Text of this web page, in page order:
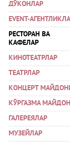
ДЎКОНЛАР
EVENT-
РЕСТОРАН ВА
КАФЕЛАР
КИНОТЕАТРЛАР
ТЕАТРЛАР
КОНЦЕРТ
КЎРГАЗМА
ГАЛЕРЕЯЛАР
МУЗЕЙЛАР